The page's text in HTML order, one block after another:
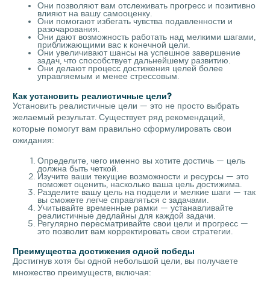
Они позволяют вам отслеживать прогресс и позитивно
влияют на вашу самооценку.
Они помогают избегать чувства подавленности и
разочарования.
Они дают возможность работать над мелкими шагами,
приближающими вас к конечной цели.
Они увеличивают шансы на успешное завершение
задач, что способствует дальнейшему развитию.
Они делают процесс достижения целей более
управляемым и менее стрессовым.
Как установить реалистичные цели?
Установить реалистичные цели — это не просто выбрать
желаемый результат. Существует ряд рекомендаций,
которые помогут вам правильно сформулировать свои
ожидания:
Определите, чего именно вы хотите достичь — цель
должна быть четкой.
Изучите ваши текущие возможности и ресурсы — это
поможет оценить, насколько ваша цель достижима.
Разделите вашу цель на подцели и мелкие шаги — так
вы сможете легче справляться с задачами.
Учитывайте временные рамки — устанавливайте
реалистичные дедлайны для каждой задачи.
Регулярно пересматривайте свои цели и прогресс —
это позволит вам корректировать свои стратегии.
Преимущества достижения одной победы
Достигнув хотя бы одной небольшой цели, вы получаете
множество преимуществ, включая: